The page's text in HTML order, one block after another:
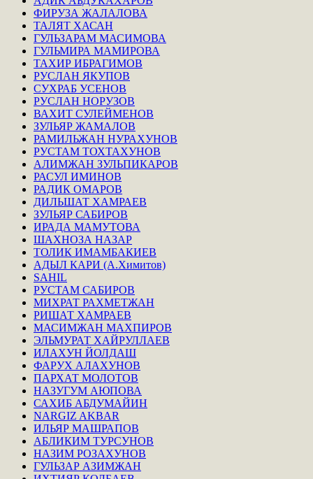
ФИРУЗА ЖАЛАЛОВА
ТАЛЯТ ХАСАН
ГУЛЬЗАРАМ МАСИМОВА
ГУЛЬМИРА МАМИРОВА
ТАХИР ИБРАГИМОВ
РУСЛАН ЯКУПОВ
СУХРАБ УСЕНОВ
РУСЛАН НОРУЗОВ
ВАХИТ СУЛЕЙМЕНОВ
ЗУЛЬЯР ЖАМАЛОВ
РАМИЛЬЖАН НУРАХУНОВ
РУСТАМ ТОХТАХУНОВ
АЛИМЖАН ЗУЛЬПИКАРОВ
РАСУЛ ИМИНОВ
РАДИК ОМАРОВ
ДИЛЬШАТ ХАМРАЕВ
ЗУЛЬЯР САБИРОВ
ИРАДА МАМУТОВА
ШАХНОЗА НАЗАР
ТОЛИК ИМАМБАКИЕВ
АДЫЛ КАРИ (А.Химитов)
SAHIL
РУСТАМ САБИРОВ
МИХРАТ РАХМЕТЖАН
РИШАТ ХАМРАЕВ
МАСИМЖАН МАХПИРОВ
ЭЛЬМУРАТ ХАЙРУЛЛАЕВ
ИЛАХУН ЙОЛДАШ
ФАРУХ АЛАХУНОВ
ПАРХАТ МОЛОТОВ
НАЗУГУМ АЮПОВА
САХИБ АБДУМАЙИН
NARGIZ AKBAR
ИЛЬЯР МАШРАПОВ
АБЛИКИМ ТУРСУНОВ
НАЗИМ РОЗАХУНОВ
ГУЛЬЗАР АЗИМЖАН